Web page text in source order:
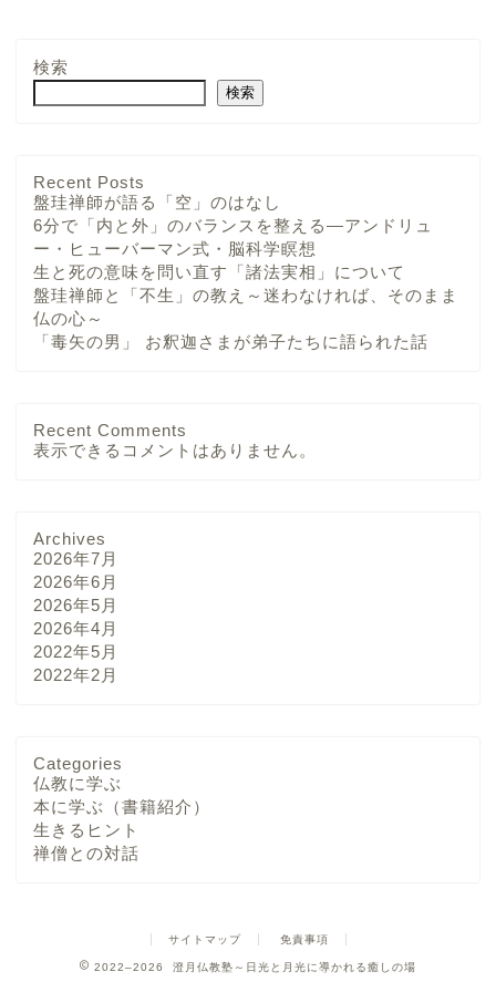
検索
検索
Recent Posts
盤珪禅師が語る「空」のはなし
6分で「内と外」のバランスを整える—アンドリュ
ー・ヒューバーマン式・脳科学瞑想
生と死の意味を問い直す「諸法実相」について
盤珪禅師と「不生」の教え～迷わなければ、そのまま
仏の心～
「毒矢の男」 お釈迦さまが弟子たちに語られた話
Recent Comments
表示できるコメントはありません。
Archives
2026年7月
2026年6月
2026年5月
2026年4月
2022年5月
2022年2月
Categories
仏教に学ぶ
本に学ぶ（書籍紹介）
生きるヒント
禅僧との対話
サイトマップ 免責事項
2022–2026 澄月仏教塾～日光と月光に導かれる癒しの場